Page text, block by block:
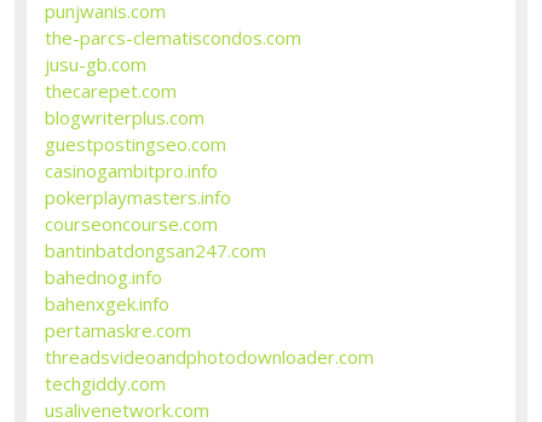
punjwanis.com
the-parcs-clematiscondos.com
jusu-gb.com
thecarepet.com
blogwriterplus.com
guestpostingseo.com
casinogambitpro.info
pokerplaymasters.info
courseoncourse.com
bantinbatdongsan247.com
bahednog.info
bahenxgek.info
pertamaskre.com
threadsvideoandphotodownloader.com
techgiddy.com
usalivenetwork.com